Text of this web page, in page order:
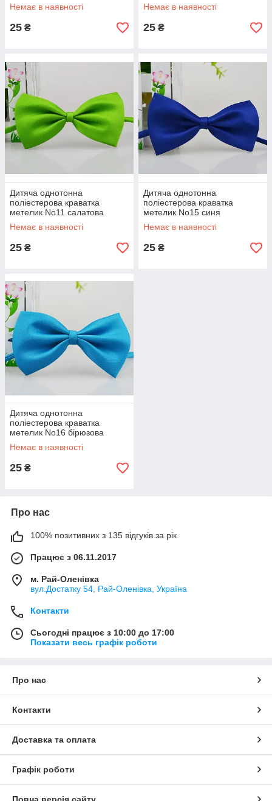
Немає в наявності
25 ₴
Немає в наявності
25 ₴
Дитяча однотонна
поліестерова краватка
метелик No11 салатова
Немає в наявності
25 ₴
Дитяча однотонна
поліестерова краватка
метелик No15 синя
Немає в наявності
25 ₴
Дитяча однотонна
поліестерова краватка
метелик No16 бірюзова
Немає в наявності
25 ₴
Про нас
100% позитивних з 135 відгуків за рік
Працює з 06.11.2017
м. Рай-Оленівка
вул.Достатку 54, Рай-Оленівка, Україна
Контакти
Сьогодні працює з 10:00 до 17:00
Показати весь графік роботи
Про нас
Контакти
Доставка та оплата
Графік роботи